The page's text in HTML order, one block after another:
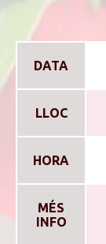
DATA
LLOC
HORA
MÉS
INFO